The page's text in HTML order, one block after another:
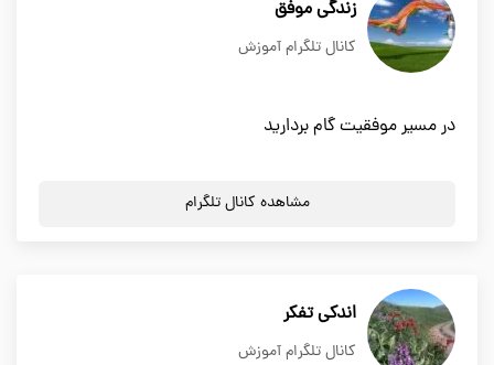
زندگی موفق
کانال تلگرام آموزش
در مسیر موفقیت گام بردارید
مشاهده کانال تلگرام
اندکی تفکر
کانال تلگرام آموزش